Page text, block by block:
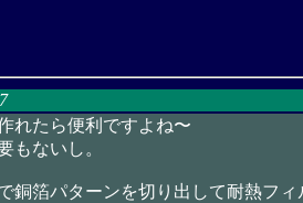
れたら便利ですよね〜
もないし。
銅箔パターンを切り出して耐熱フィ